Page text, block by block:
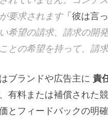
要求されます「彼は言っ
希望の請求、請求の開
との希望を持って、請
ブランドや広告主に 責
有料または補償された
とフィードバックの明